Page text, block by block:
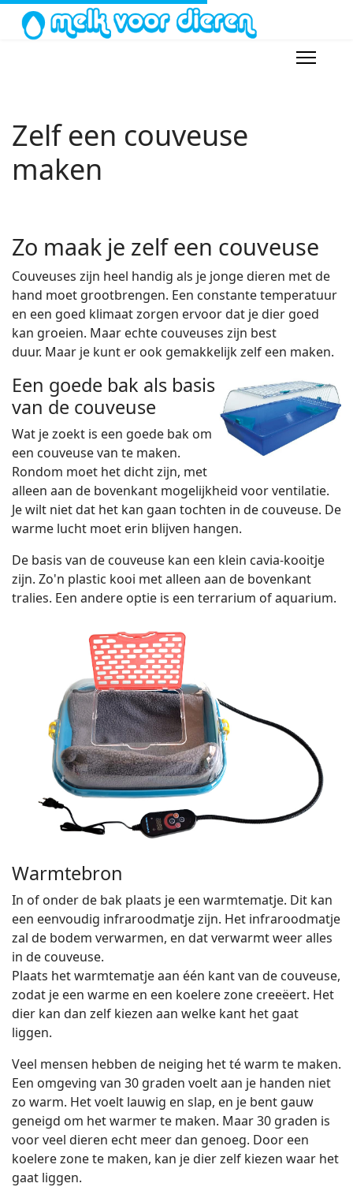
Zelf een couveuse
maken
Zo maak je zelf een couveuse
Couveuses zijn heel handig als je jonge dieren met de
hand moet grootbrengen. Een constante temperatuur
en een goed klimaat zorgen ervoor dat je dier goed
kan groeien. Maar echte couveuses zijn best
duur. Maar je kunt er ook gemakkelijk zelf een maken.
Een goede bak als basis
van de couveuse
Wat je zoekt is een goede bak om
een couveuse van te maken.
Rondom moet het dicht zijn, met
alleen aan de bovenkant mogelijkheid voor ventilatie.
Je wilt niet dat het kan gaan tochten in de couveuse. De
warme lucht moet erin blijven hangen.
De basis van de couveuse kan een klein cavia-kooitje
zijn. Zo'n plastic kooi met alleen aan de bovenkant
tralies. Een andere optie is een terrarium of aquarium.
Warmtebron
In of onder de bak plaats je een warmtematje. Dit kan
een eenvoudig infraroodmatje zijn. Het infraroodmatje
zal de bodem verwarmen, en dat verwarmt weer alles
in de couveuse.
Plaats het warmtematje aan één kant van de couveuse,
zodat je een warme en een koelere zone creeëert. Het
dier kan dan zelf kiezen aan welke kant het gaat
liggen.
Veel mensen hebben de neiging het té warm te maken.
Een omgeving van 30 graden voelt aan je handen niet
zo warm. Het voelt lauwig en slap, en je bent gauw
geneigd om het warmer te maken. Maar 30 graden is
voor veel dieren echt meer dan genoeg. Door een
koelere zone te maken, kan je dier zelf kiezen waar het
gaat liggen.